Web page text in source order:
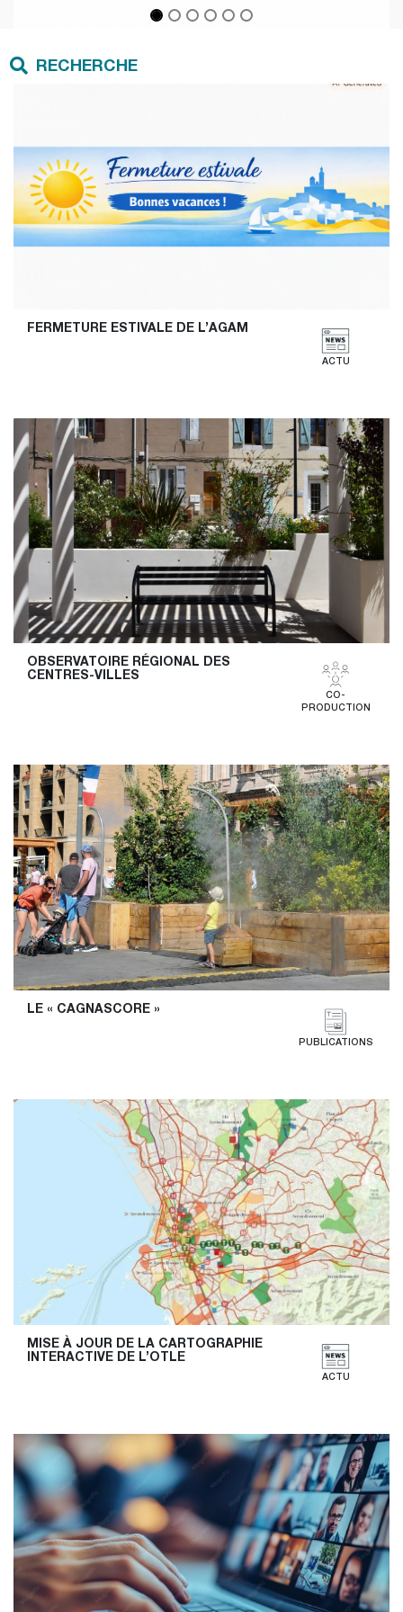
RECHERCHE
FERMETURE ESTIVALE DE L’AGAM
ACTU
OBSERVATOIRE RÉGIONAL DES
CENTRES-VILLES
CO-
PRODUCTION
LE « CAGNASCORE »
PUBLICATIONS
MISE À JOUR DE LA CARTOGRAPHIE
INTERACTIVE DE L’OTLE
ACTU